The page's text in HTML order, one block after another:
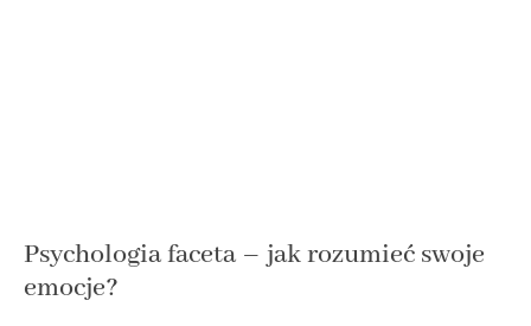
Psychologia faceta – jak rozumieć swoje
emocje?